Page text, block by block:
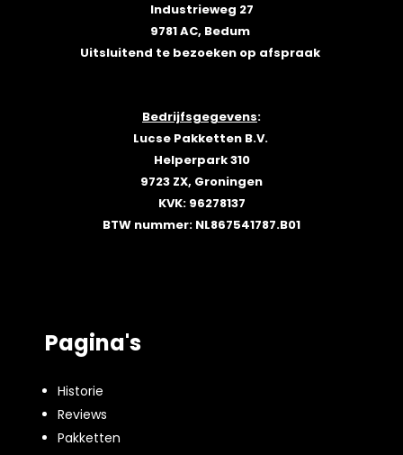
Industrieweg 27
9781 AC, Bedum
Uitsluitend te bezoeken op afspraak
Bedrijfsgegevens:
Lucse Pakketten B.V.
Helperpark 310
9723 ZX, Groningen
KVK: 96278137
BTW nummer: NL867541787.B01
Pagina's
Historie
Reviews
Pakketten